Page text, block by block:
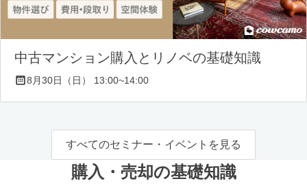
中古マンション購入とリノベの基礎知識
8月30日（日） 13:00~14:00
すべてのセミナー・イベントを見る
購入・売却の基礎知識